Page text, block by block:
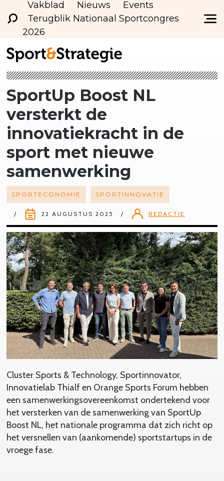
Vakblad Nieuws
Events
Terugblik Nationaal Sportcongres
2026
SportUp Boost NL
versterkt de
innovatiekracht in de
sport met nieuwe
samenwerking
SPORTECONOMIE SPORTINNOVATIE
22 AUGUSTUS 2025 REDACTIE
Cluster Sports & Technology, Sportinnovator,
Innovatielab Thialf en Orange Sports Forum hebben
een samenwerkingsovereenkomst ondertekend voor
het versterken van de samenwerking van SportUp
Boost NL, het nationale programma dat zich richt op
het versnellen van (aankomende) sportstartups in de
vroege fase.